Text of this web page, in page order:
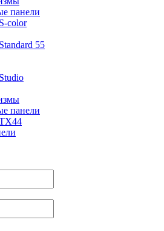
панели
color
55
панели